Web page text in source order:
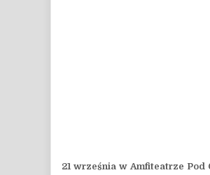
21 września w Amfiteatrze